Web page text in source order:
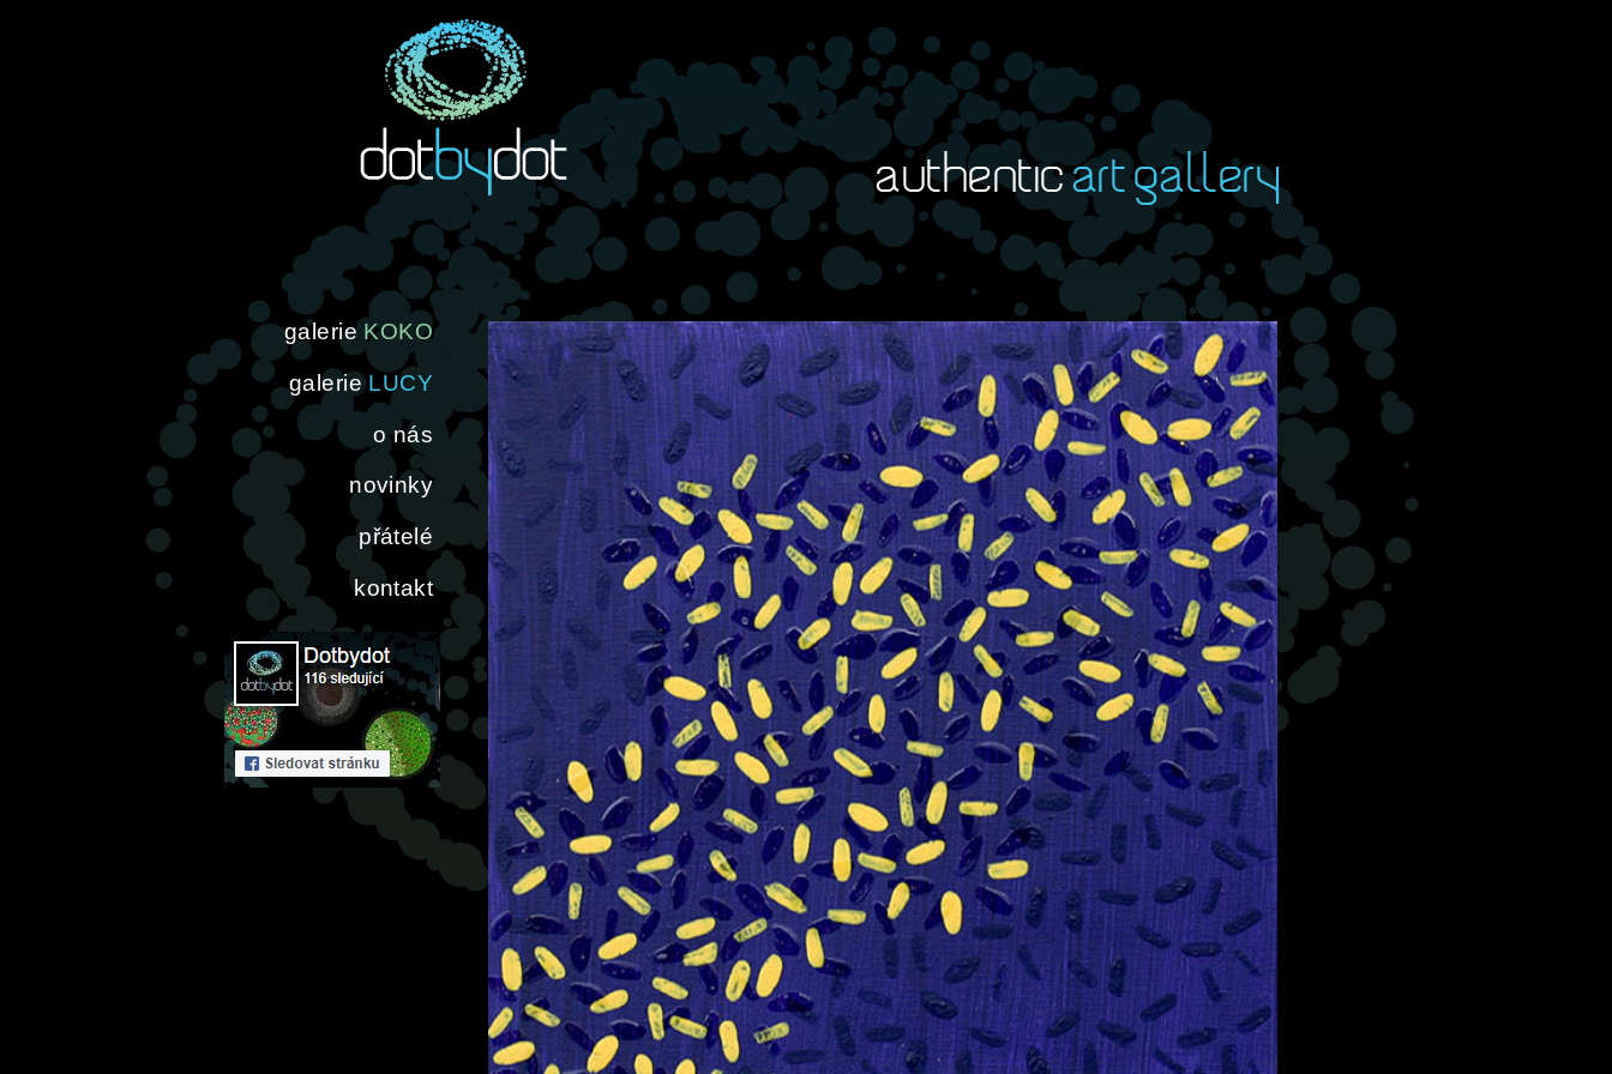
authenticart gallery
galerie KOKO
galerieLUCY
o nás
novinky
přátelé
kontakt